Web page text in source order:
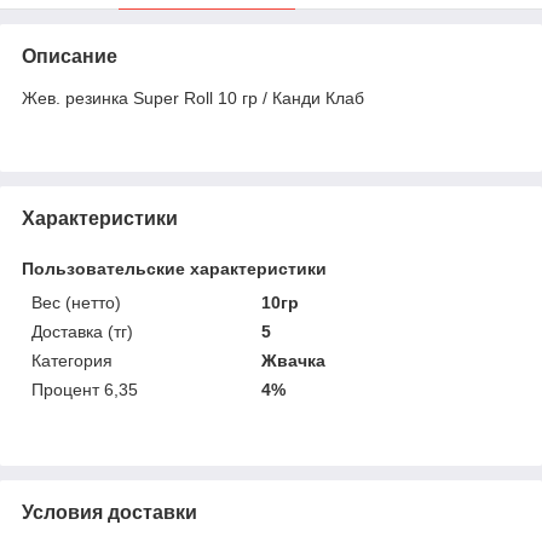
Описание
Жев. резинка Super Roll 10 гр / Канди Клаб
Характеристики
Пользовательские характеристики
Вес (нетто)
10гр
Доставка (тг)
5
Категория
Жвачка
Процент 6,35
4%
Условия доставки